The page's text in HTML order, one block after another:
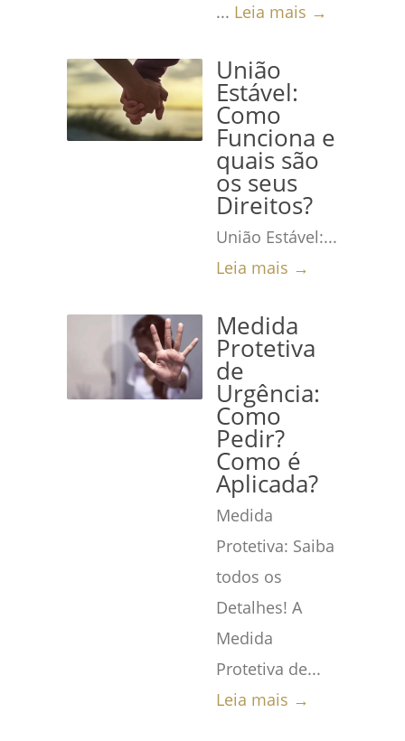
... Leia mais →
União
Estável:
Como
Funciona e
quais são
os seus
Direitos?
União Estável:...
Leia mais →
Medida
Protetiva
de
Urgência:
Como
Pedir?
Como é
Aplicada?
Medida
Protetiva: Saiba
todos os
Detalhes! A
Medida
Protetiva de...
Leia mais →